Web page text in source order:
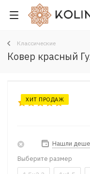
Классические
Ковер красный
ХИТ ПРОДАЖ
Нашли
Выберите размер